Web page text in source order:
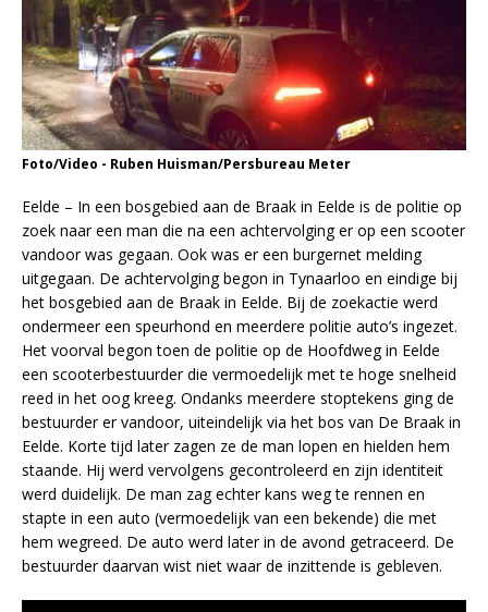
Foto/Video - Ruben Huisman/Persbureau Meter
Eelde – In een bosgebied aan de Braak in Eelde is de politie op
zoek naar een man die na een achtervolging er op een scooter
vandoor was gegaan. Ook was er een burgernet melding
uitgegaan. De achtervolging begon in Tynaarloo en eindige bij
het bosgebied aan de Braak in Eelde. Bij de zoekactie werd
ondermeer een speurhond en meerdere politie auto’s ingezet.
Het voorval begon toen de politie op de Hoofdweg in Eelde
een scooterbestuurder die vermoedelijk met te hoge snelheid
reed in het oog kreeg. Ondanks meerdere stoptekens ging de
bestuurder er vandoor, uiteindelijk via het bos van De Braak in
Eelde. Korte tijd later zagen ze de man lopen en hielden hem
staande. Hij werd vervolgens gecontroleerd en zijn identiteit
werd duidelijk. De man zag echter kans weg te rennen en
stapte in een auto (vermoedelijk van een bekende) die met
hem wegreed. De auto werd later in de avond getraceerd. De
bestuurder daarvan wist niet waar de inzittende is gebleven.